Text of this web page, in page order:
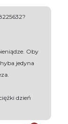
Oby
jedyna
dzień